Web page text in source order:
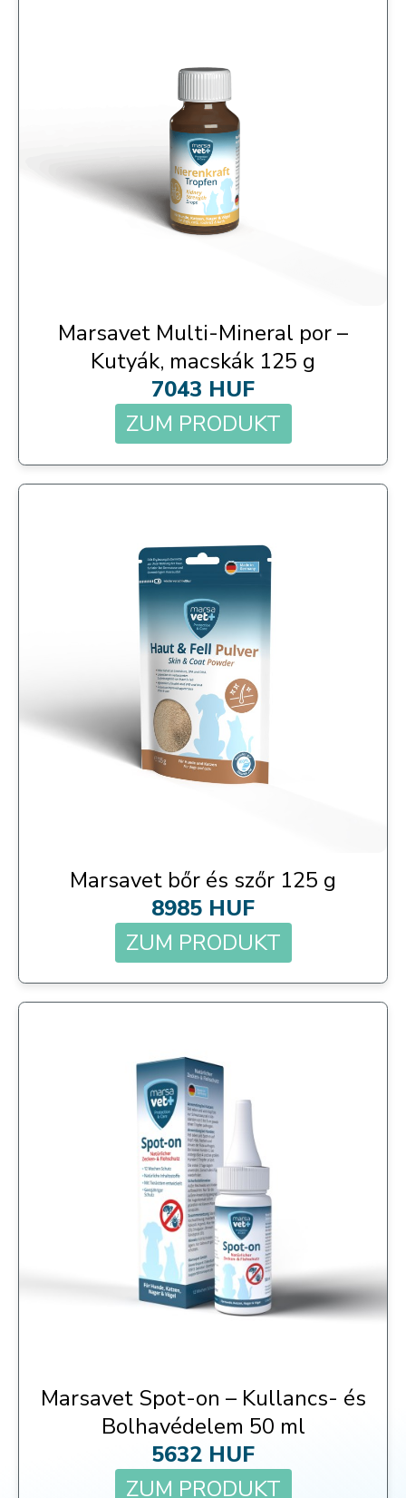
Marsavet Multi-Mineral por –
Kutyák, macskák 125 g
7043 HUF
ZUM PRODUKT
Marsavet bőr és szőr 125 g
8985 HUF
ZUM PRODUKT
Marsavet Spot-on – Kullancs- és
Bolhavédelem 50 ml
5632 HUF
ZUM PRODUKT